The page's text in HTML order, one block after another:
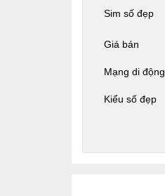
Sim số đẹp
Giá bán
Mạng di động
Kiểu số đẹp